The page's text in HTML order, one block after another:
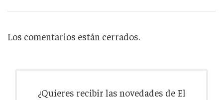
Los comentarios están cerrados.
¿Quieres recibir las novedades de El